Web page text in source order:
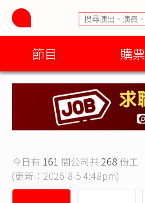
節目 購票
今日有 161 間公司共268 份工
(更新：2026-8-5 4:48pm)